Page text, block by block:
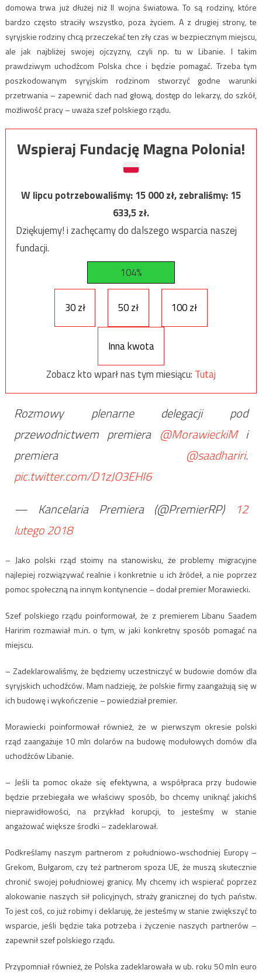
domowa trwa już dłużej niż II wojna światowa. To są rodziny, które
bardzo często straciły wszystko, poza życiem. A z drugiej strony, te
syryjskie rodziny chcą przeczekać ten zły czas w bezpiecznym miejscu,
ale jak najbliżej swojej ojczyzny, czyli np. tu w Libanie. I takim
prawdziwym uchodźcom Polska chce i będzie pomagać. Trzeba tym
poszkodowanym syryjskim rodzinom stworzyć godne warunki
przetrwania – zapewnić dach nad głową, dostęp do lekarzy, do szkół,
możliwość pracy – uważa szef polskiego rządu.
Wspieraj Fundację Magna Polonia!
W lipcu potrzebowaliśmy:15 000zł, zebraliśmy:15
633,5zł.
Dziękujemy! i zachęcamy do dalszego wsparcia naszej
fundacji.
104%
30 zł 50 zł 100 zł
Inna kwota
Zobacz kto wparł nas tym miesiącu: Tutaj
Rozmowy plenarne delegacji pod
przewodnictwem premiera @MorawieckiMi
premiera @saadhariri.
pic.twitter.com/D1zJO3EHI6
— Kancelaria Premiera (@PremierRP)
12
lutego 2018
– Jako polski rząd stoimy na stanowisku, że problemy migracyjne
najlepiej rozwiązywać realnie i konkretnie u ich źródeł, a nie poprzez
pomoc społeczną na innym kontynencie – dodał premier Morawiecki.
Szef polskiego rządu poinformował, że z premierem Libanu Saadem
Haririm rozmawiał m.in. o tym, w jaki konkretny sposób pomagać na
miejscu.
– Zadeklarowaliśmy, że będziemy uczestniczyć w budowie domów dla
syryjskich uchodźców. Mam nadzieję, że polskie firmy zaangażują się w
ich budowę i wykończenie – powiedział premier.
Morawiecki poinformował również, że w pierwszym okresie polski
rząd zaangażuje 10 mln dolarów na budowę modułowych domów dla
uchodźców Libanie.
– Jeśli ta pomoc okaże się efektywna, a współpraca przy budowie
będzie przebiegała we właściwy sposób, bo chcemy uniknąć jakichś
nieprawidłowości, na przykład korupcji, to jesteśmy w stanie
angażować większe środki – zadeklarował.
Podkreślamy naszym partnerom z południowo-wschodniej Europy –
Grekom, Bułgarom, czy też partnerom spoza UE, że muszą skutecznie
chronić swojej południowej granicy. My chcemy ich wspierać poprzez
alokowanie naszych sił policyjnych, straży granicznej do tych państw.
To jest coś, co już robimy i deklaruję, że jesteśmy w stanie zwiększyć to
wsparcie, jeśli będzie taka potrzeba i życzenie naszych partnerów –
zapewnił szef polskiego rządu.
Przypomniał również, że Polska zadeklarowała w ub. roku 50 mln euro